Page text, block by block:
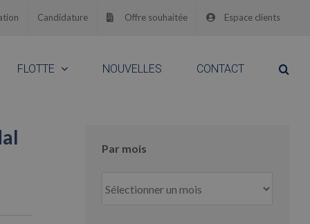
Candidature Offre souhaitée Espace clients
FLOTTE NOUVELLES CONTACT
Par mois
mois